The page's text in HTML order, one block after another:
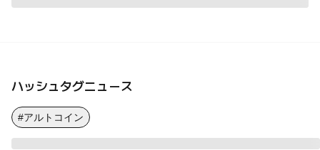
ハッシュタグニュース
#アルトコイン